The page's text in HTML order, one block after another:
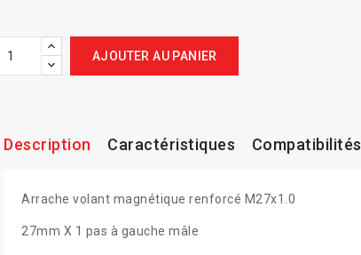
AJOUTER AU PANIER
Description Caractéristiques Compatibilités
Arrache volant magnétique renforcé M27x1.0
27mm X 1 pas à gauche mâle